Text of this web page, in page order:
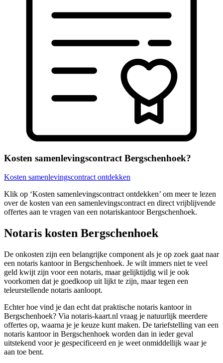
Kosten samenlevingscontract Bergschenhoek?
Kosten samenlevingscontract ontdekken
Klik op ‘Kosten samenlevingscontract ontdekken’ om meer te lezen
over de kosten van een samenlevingscontract en direct vrijblijvende
offertes aan te vragen van een notariskantoor Bergschenhoek.
Notaris kosten Bergschenhoek
De onkosten zijn een belangrijke component als je op zoek gaat naar
een notaris kantoor in Bergschenhoek. Je wilt immers niet te veel
geld kwijt zijn voor een notaris, maar gelijktijdig wil je ook
voorkomen dat je goedkoop uit lijkt te zijn, maar tegen een
teleurstellende notaris aanloopt.
Echter hoe vind je dan echt dat praktische notaris kantoor in
Bergschenhoek? Via notaris-kaart.nl vraag je natuurlijk meerdere
offertes op, waarna je je keuze kunt maken. De tariefstelling van een
notaris kantoor in Bergschenhoek worden dan in ieder geval
uitstekend voor je gespecificeerd en je weet onmiddellijk waar je
aan toe bent.